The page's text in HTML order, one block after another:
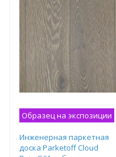
Образец на экспозиции
Инженерная паркетная
доска Parketoff Cloud